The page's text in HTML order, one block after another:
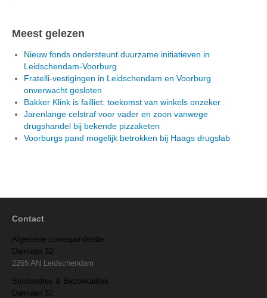
Meest gelezen
Nieuw fonds ondersteunt duurzame initiatieven in
Leidschendam-Voorburg
Fratelli-vestigingen in Leidschendam en Voorburg
onverwacht gesloten
Bakker Klink is failliet: toekomst van winkels onzeker
Jarenlange celstraf voor vader en zoon vanwege
drugshandel bij bekende pizzaketen
Voorburgs pand mogelijk betrokken bij Haags drugslab
Contact
Algemene correspondentie
Damlaan 32
2265 AN Leidschendam
Studioadres & Bezoekadres
Damlaan 32